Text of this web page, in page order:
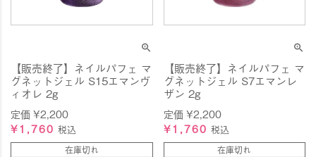
【販売終了】ネイルパフェ マ
グネットジェル S15エマンヴ
ィオレ 2g
定価¥2,200
¥1,760 税込
在庫切れ
【販売終了】ネイルパフェ マ
グネットジェル S7エマンレ
ザン 2g
定価 ¥2,200
¥1,760 税込
在庫切れ